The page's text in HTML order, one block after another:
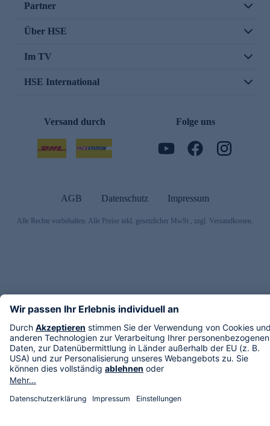
Partner
Über HSE
Im TV
HSE International
Versand durch Folge uns
AGB Datenschutz Impressum
Alle Rechte vorbehalten. Alle Preise inkl. gesetzlicher MwSt., zzgl. Versandkosten.